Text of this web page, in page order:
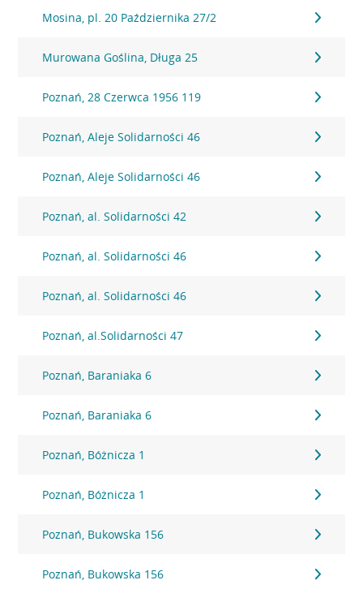
Mosina, pl. 20 Października 27/2
Murowana Goślina, Długa 25
Poznań, 28 Czerwca 1956 119
Poznań, Aleje Solidarności 46
Poznań, Aleje Solidarności 46
Poznań, al. Solidarności 42
Poznań, al. Solidarności 46
Poznań, al. Solidarności 46
Poznań, al.Solidarności 47
Poznań, Baraniaka 6
Poznań, Baraniaka 6
Poznań, Bóżnicza 1
Poznań, Bóżnicza 1
Poznań, Bukowska 156
Poznań, Bukowska 156